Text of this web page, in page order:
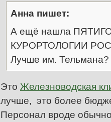
Анна пишет:
А ещё нашла
КУРОРТОЛОГИИ
Лучше им. Тельмана?
Это Железноводская
лучше, это более
Персонал вроде